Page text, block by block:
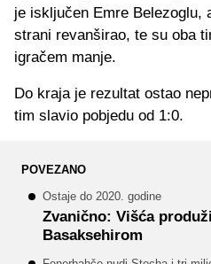
je isključen Emre Belezoglu,
strani revanširao, te su oba
igračem manje.
Do kraja je rezultat ostao
tim slavio pobjedu od 1:0.
POVEZANO
Ostaje do 2020. godine
Zvanično: Višća
Basaksehirom